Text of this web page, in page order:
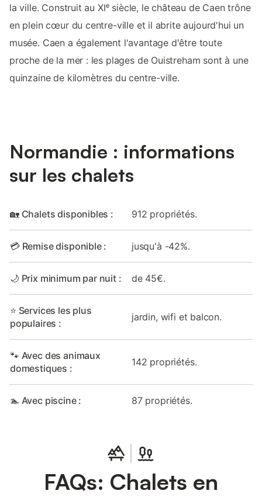
la ville. Construit au XIᵉ siècle, le château de Caen trône
en plein cœur du centre-ville et il abrite aujourd'hui un
musée. Caen a également l'avantage d'être toute
proche de la mer : les plages de Ouistreham sont à une
quinzaine de kilomètres du centre-ville.
Normandie : informations
sur les chalets
🏡 Chalets disponibles : 912 propriétés.
💳 Remise disponible : jusqu'à -42%.
🌙 Prix minimum par nuit : de 45€.
⭐ Services les plus
populaires :
jardin, wifi et balcon.
🐾 Avec des animaux
domestiques :
142 propriétés.
🏊 Avec piscine : 87 propriétés.
FAQs: Chalets en